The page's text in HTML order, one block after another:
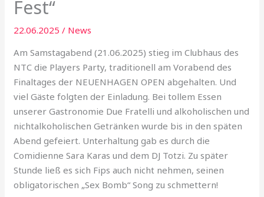
Fest“
22.06.2025/ News
Am Samstagabend (21.06.2025) stieg im Clubhaus des
NTC die Players Party, traditionell am Vorabend des
Finaltages der NEUENHAGEN OPEN abgehalten. Und
viel Gäste folgten der Einladung. Bei tollem Essen
unserer Gastronomie Due Fratelli und alkoholischen und
nichtalkoholischen Getränken wurde bis in den späten
Abend gefeiert. Unterhaltung gab es durch die
Comidienne Sara Karas und dem DJ Totzi. Zu später
Stunde ließ es sich Fips auch nicht nehmen, seinen
obligatorischen „Sex Bomb“ Song zu schmettern!